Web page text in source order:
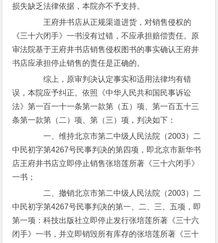
损失缺乏法律依据，本院亦不予支持。
王府井书店从正规渠道进货，对销售侵权的
《三十六闭手》一书没有过错，不应承担赔偿责任。原
审法院基于王府井书店销售侵权图书的事实确认王府井
书店应承担停止销售的责任是正确的。
综上，原审判决认定事实和适用法律均有错
误，本院应予纠正。依照《中华人民共和国民事诉讼
法》第一百一十一条第一款第（五）项、第一百五十三
条第一款第（二）项、第（三）项，判决如下：
一、维持北京市第二中级人民法院（2003）二
中民初字第4267号民事判决的第四项，即北京市新华书
店王府井书店立即停止销售张培莲所著《三十六闭手》
一书；
二、撤销北京市第二中级人民法院（2003）二
中民初字第4267号民事判决的第一、二、三、五项，即
第一项：科技出版社立即停止发行张培莲所著《三十六
闭手》一书，并立即销毁所有库存的张培莲所著《三十